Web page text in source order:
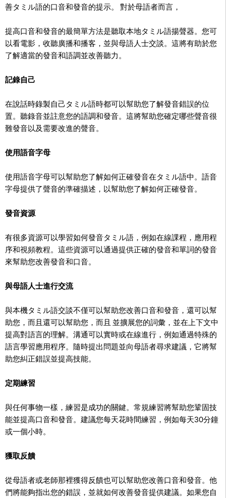
善タミル語的口音和發音的提示。 對於母語者而言，
提高口音和發音的最簡單方法是聽取本地タミル語揚聲器。您可
以看電影，收聽廣播和播客，並與母語人士交談。這將有助於您
了解適當的發音和語調並改善聽力。
記錄自己
在說話時錄製自己タミル語時都可以幫助您了解發音錯誤的位
置。聽錄音並註意您的語調和發音。這將幫助您確定哪些聲音很
難發音以及需要改進的聲音。
使用語音字母
使用語音字母可以幫助您了解如何正確發音在タミル語中。語音
字母提供了聲音的準確描述，以幫助您了解如何正確發音。
發音資源
有很多資源可以學習如何發音タミル語，例如在線課程，應用程
序和視頻教程。這些資源可以通過提供正確的發音和單詞的發音
來幫助您改善發音和口音。
與母語人士進行交流
與本機タミル語交談不僅可以幫助您改善口音和發音，還可以幫
助您，而且還可以幫助您，而且 並擴展您的詞彙，並在上下文中
提高對語言的理解。溝通可以實時或在線進行，例如通過特殊的
語言學習應用程序。隨時提出問題並向母語者尋求建議，它將幫
助您糾正錯誤並提高技能。
定期練習
與任何事物一樣，練習是成功的關鍵。常規練習將幫助您鞏固技
能並提高口音和發音。建議您每天花時間練習，例如每天30分鐘
或一個小時。
獲取反饋
從母語者或老師那裡獲得反饋也可以幫助您改善口音和發音。他
們將能夠指出您的錯誤，並就如何改善發音提供建議。如果您自